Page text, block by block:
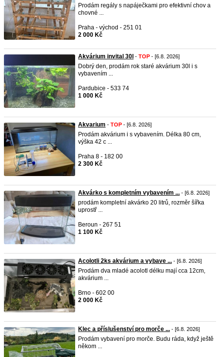
Prodám regály s napáječkami pro efektivní chov a
chovné ...
Praha - východ - 251 01
2 000 Kč
Akvárium invital 30l - TOP - [6.8. 2026]
Dobrý den, prodám rok staré akvárium 30l i s
vybavením ...
Pardubice - 533 74
1 000 Kč
Akvarium - TOP - [6.8. 2026]
Prodám akvárium i s vybavením. Délka 80 cm,
výška 42 c ...
Praha 8 - 182 00
2 300 Kč
Akvárko s kompletním vybavením ... - [6.8. 2026]
prodám kompletní akvárko 20 litrů, rozměr šířka
uprostř ...
Beroun - 267 51
1 100 Kč
Acolotli 2ks akvárium a vybave ... - [6.8. 2026]
Prodám dva mladé acolotl délku mají cca 12cm,
akvárium ...
Brno - 602 00
2 000 Kč
Klec a příslušenství pro morče ... - [6.8. 2026]
Prodám vybavení pro morče. Budu ráda, když ještě
někom ...